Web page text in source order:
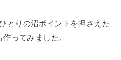
とりの沼ポイントを押さえた
ってみました。